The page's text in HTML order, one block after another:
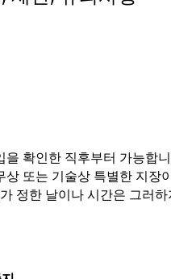
을 확인한 직후부터 가능합
상 또는 기술상 특별한 지
정한 날이나 시간은 그러